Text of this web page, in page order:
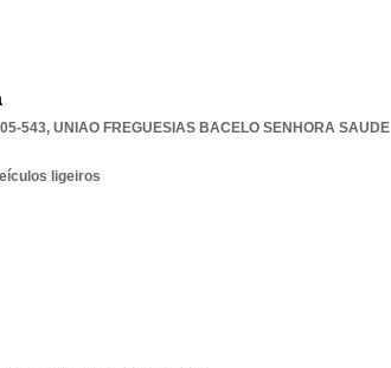
543, UNIAO FREGUESIAS BACELO SENHORA SAUDE
ligeiros